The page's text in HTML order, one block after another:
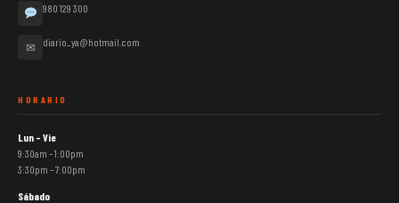
980 129 300
✉ diario_ya@hotmail.com
HORARIO
Lun – Vie
9:30am – 1:00pm
3:30pm – 7:00pm
Sábado